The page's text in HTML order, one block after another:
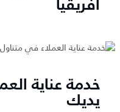
أفريقيا
خدمة عناية
يديك